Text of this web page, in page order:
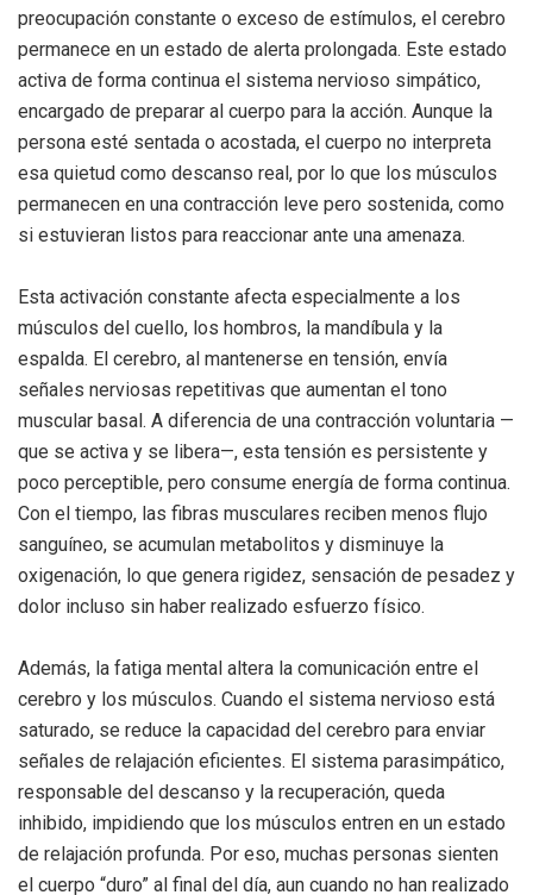
preocupación constante o exceso de estímulos, el cerebro
permanece en un estado de alerta prolongada. Este estado
activa de forma continua el sistema nervioso simpático,
encargado de preparar al cuerpo para la acción. Aunque la
persona esté sentada o acostada, el cuerpo no interpreta
esa quietud como descanso real, por lo que los músculos
permanecen en una contracción leve pero sostenida, como
si estuvieran listos para reaccionar ante una amenaza.
Esta activación constante afecta especialmente a los
músculos del cuello, los hombros, la mandíbula y la
espalda. El cerebro, al mantenerse en tensión, envía
señales nerviosas repetitivas que aumentan el tono
muscular basal. A diferencia de una contracción voluntaria —
que se activa y se libera—, esta tensión es persistente y
poco perceptible, pero consume energía de forma continua.
Con el tiempo, las fibras musculares reciben menos flujo
sanguíneo, se acumulan metabolitos y disminuye la
oxigenación, lo que genera rigidez, sensación de pesadez y
dolor incluso sin haber realizado esfuerzo físico.
Además, la fatiga mental altera la comunicación entre el
cerebro y los músculos. Cuando el sistema nervioso está
saturado, se reduce la capacidad del cerebro para enviar
señales de relajación eficientes. El sistema parasimpático,
responsable del descanso y la recuperación, queda
inhibido, impidiendo que los músculos entren en un estado
de relajación profunda. Por eso, muchas personas sienten
el cuerpo “duro” al final del día, aun cuando no han realizado